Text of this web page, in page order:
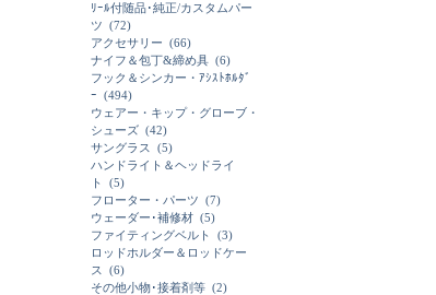
ﾘｰﾙ付随品･純正/カスタムパー
ツ (72)
アクセサリー (66)
ナイフ＆包丁&締め具 (6)
フック＆シンカー・ｱｼｽﾄﾎﾙﾀﾞ
ｰ (494)
ウェアー・キップ・グローブ・
シューズ (42)
サングラス
(5)
ハンドライト＆ヘッドライ
ト
(5)
フローター・パーツ (7)
ウェーダー･補修材 (5)
ファイティングベルト
(3)
ロッドホルダー＆ロッドケー
ス
(6)
その他小物･接着剤等 (2)